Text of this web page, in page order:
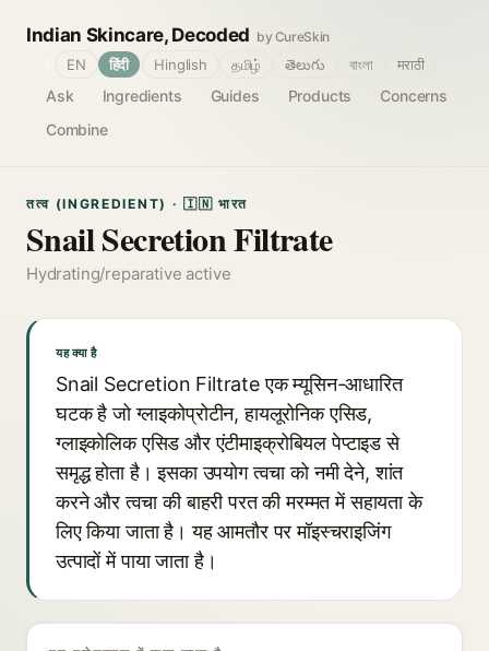
Indian Skincare, Decoded by CureSkin
Ask Ingredients Guides Products
Concerns
Combine
EN हिंदी Hinglish தமிழ் తెలుగు বাংলা मराठी
तत्व (INGREDIENT) · 🇮🇳 भारत
Snail Secretion Filtrate
Hydrating/reparative active
यह क्या है
Snail Secretion Filtrate एक म्यूसिन-आधारित
घटक है जो ग्लाइकोप्रोटीन, हायलूरोनिक एसिड,
ग्लाइकोलिक एसिड और एंटीमाइक्रोबियल पेप्टाइड से
समृद्ध होता है। इसका उपयोग त्वचा को नमी देने, शांत
करने और त्वचा की बाहरी परत की मरम्मत में सहायता के
लिए किया जाता है। यह आमतौर पर मॉइस्चराइजिंग
उत्पादों में पाया जाता है।